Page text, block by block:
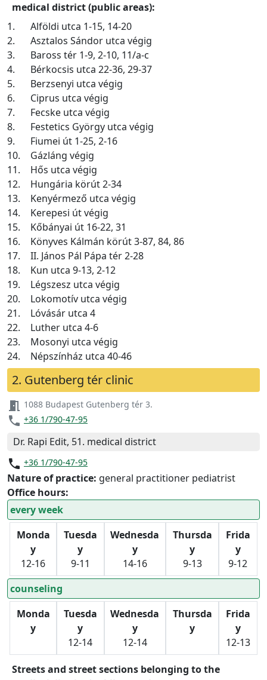
medical district (public areas):
1.
Alföldi utca 1-15, 14-20
2.
Asztalos Sándor utca végig
3.
Baross tér 1-9, 2-10, 11/a-c
4.
Bérkocsis utca 22-36, 29-37
5.
Berzsenyi utca végig
6.
Ciprus utca végig
7.
Fecske utca végig
8.
Festetics György utca végig
9.
Fiumei út 1-25, 2-16
10.
Gázláng végig
11.
Hős utca végig
12.
Hungária körút 2-34
13.
Kenyérmező utca végig
14.
Kerepesi út végig
15.
Kőbányai út 16-22, 31
16.
Könyves Kálmán körút 3-87, 84, 86
17.
II. János Pál Pápa tér 2-28
18.
Kun utca 9-13, 2-12
19.
Légszesz utca végig
20.
Lokomotív utca végig
21.
Lóvásár utca 4
22.
Luther utca 4-6
23.
Mosonyi utca végig
24.
Népszínház utca 40-46
2. Gutenberg tér clinic
meeting_room 1088 Budapest Gutenberg tér 3.
phone +36 1/790-47-95
Dr. Rapi Edit, 51. medical district
phone +36 1/790-47-95
Nature of practice: general practitioner pediatrist
Office hours:
every week
Monda
y
12-16
Tuesda
y
9-11
Wednesda
y
14-16
Thursda
y
9-13
Frida
y
9-12
counseling
Monda
y
Tuesda
y
12-14
Wednesda
y
12-14
Thursda
y
Frida
y
12-13
Streets and street sections belonging to the